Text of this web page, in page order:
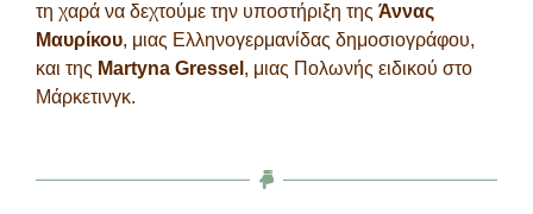
τη χαρά να δεχτούμε την υποστήριξη της Άννας
Μαυρίκου, μιας Ελληνογερμανίδας δημοσιογράφου,
και της Martyna Gressel , μιας Πολωνής ειδικού στο
Μάρκετινγκ.